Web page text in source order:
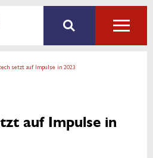
setzt auf Impulse in 2023
auf Impulse in